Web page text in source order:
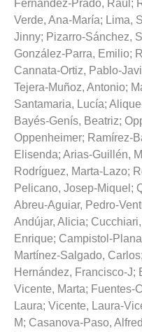
Fernández-Prado, Raúl ;
Verde, Ana-María; Lima,
Jinny; Pizarro-Sánchez,
González-Parra, Emilio;
Cannata-Ortiz, Pablo-
Tejera-Muñoz, Antonio;
Santamaria, Lucía;
Bayés-Genís, Beatriz;
Oppenheimer; Ramírez-
Elisenda; Arias-Guillén,
Rodríguez, Marta-Lazo;
Pelicano, Josep-Miquel ;
Abreu-Aguiar, Pedro-
Andújar, Alicia;
Enrique; Campistol-
Martínez-Salgado, Carlos;
Hernández, Francisco-J;
Vicente, Marta; Fuentes-
Laura; Vicente, Laura-
M; Casanova-Paso,